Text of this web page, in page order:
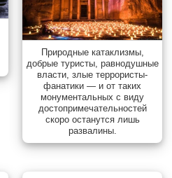
Природные катаклизмы,
добрые туристы, равнодушные
власти, злые террористы-
фанатики — и от таких
монументальных с виду
достопримечательностей
скоро останутся лишь
развалины.